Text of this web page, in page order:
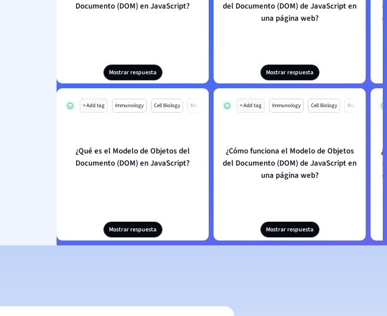
Documento (DOM) en JavaScript?
Mostrar respuesta
del Documento (DOM) de JavaScript en
una página web?
Mostrar respuesta
+ Add tag Immunology Cell Biology Mo
¿Qué es el Modelo de Objetos del
Documento (DOM) en JavaScript?
Mostrar respuesta
+ Add tag Immunology Cell Biology Mo
¿Cómo funciona el Modelo de Objetos
del Documento (DOM) de JavaScript en
una página web?
Mostrar respuesta